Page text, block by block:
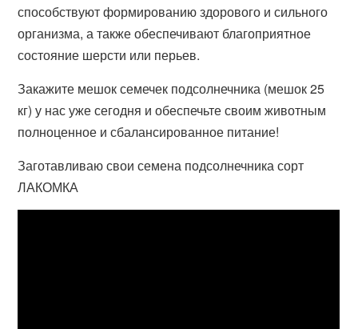
способствуют формированию здорового и сильного
организма, а также обеспечивают благоприятное
состояние шерсти или перьев.
Закажите мешок семечек подсолнечника (мешок 25
кг) у нас уже сегодня и обеспечьте своим животным
полноценное и сбалансированное питание!
Заготавливаю свои семена подсолнечника сорт
ЛАКОМКА